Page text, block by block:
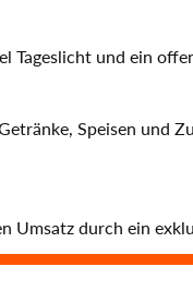
Tageslicht und ein
Speisen und
durch ein